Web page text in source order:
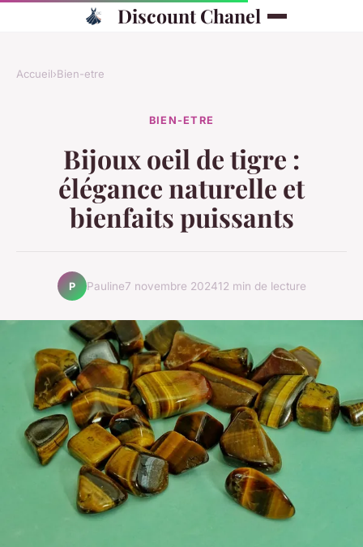
Discount Chanel
Accueil›Bien-etre
BIEN-ETRE
Bijoux oeil de tigre :
élégance naturelle et
bienfaits puissants
P Pauline7 novembre 202412 min de lecture